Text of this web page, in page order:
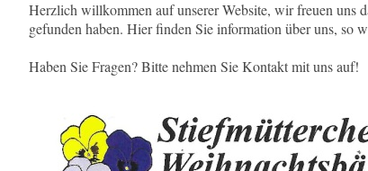
Herzlich willkommen auf unserer Website, wir freuen uns
gefunden haben. Hier finden Sie information über uns, so
Haben Sie Fragen? Bitte nehmen Sie Kontakt mit uns auf!